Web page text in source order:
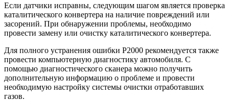
Если датчики исправны, следующим шагом является проверка
каталитического конвертера на наличие повреждений или
засорений. При обнаружении проблемы, необходимо
провести замену или очистку каталитического конвертера.
Для полного устранения ошибки P2000 рекомендуется также
провести компьютерную диагностику автомобиля. С
помощью диагностического сканера можно получить
дополнительную информацию о проблеме и провести
необходимую настройку системы очистки отработавших
газов.